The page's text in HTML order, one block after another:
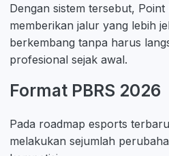
Dengan sistem tersebut, Point
memberikan jalur yang lebih
berkembang tanpa harus
profesional sejak awal.
Format PBRS 2026
Pada roadmap esports
melakukan sejumlah